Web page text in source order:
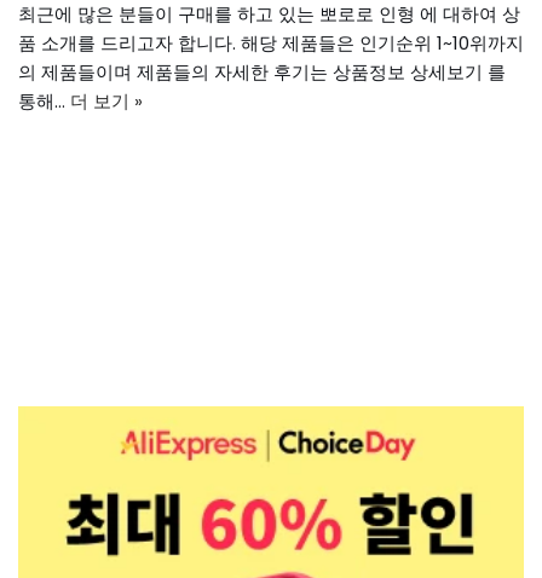
최근에 많은 분들이 구매를 하고 있는 뽀로로 인형 에 대하여 상
품 소개를 드리고자 합니다. 해당 제품들은 인기순위 1~10위까지
의 제품들이며 제품들의 자세한 후기는 상품정보 상세보기 를
통해… 더 보기 »